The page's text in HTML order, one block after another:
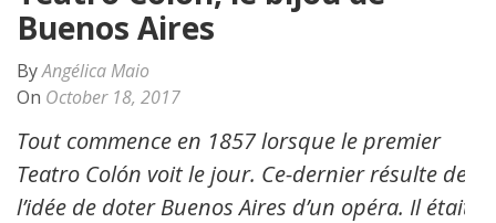
Buenos Aires
ByAngélica Maio
On October 18, 2017
Tout commence en 1857 lorsque le premier
Teatro Colón voit le jour. Ce-dernier résulte de
l’idée de doter Buenos Aires d’un opéra. Il était